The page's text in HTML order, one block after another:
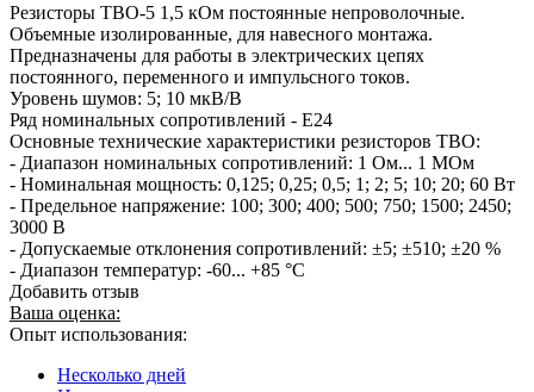
Резисторы ТВО-5 1,5 кОм постоянные непроволочные.
Объемные изолированные, для навесного монтажа.
Предназначены для работы в электрических цепях
постоянного, переменного и импульсного токов.
Уровень шумов: 5; 10 мкВ/В
Ряд номинальных сопротивлений - Е24
Основные технические характеристики резисторов ТВО:
- Диапазон номинальных сопротивлений: 1 Ом... 1 МОм
- Номинальная мощность: 0,125; 0,25; 0,5; 1; 2; 5; 10; 20; 60 Вт
- Предельное напряжение: 100; 300; 400; 500; 750; 1500; 2450;
3000 В
- Допускаемые отклонения сопротивлений: ±5; ±510; ±20 %
- Диапазон температур: -60... +85 °С
Добавить отзыв
Ваша оценка:
Опыт использования:
Несколько дней